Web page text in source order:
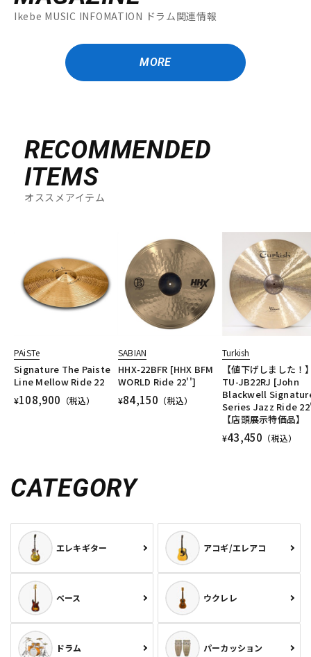
Ikebe MUSIC INFOMATION ドラム関連情報
MORE
RECOMMENDED
ITEMS
オススメアイテム
PAiSTe
Signature The Paiste
Line Mellow Ride 22
¥108,900 （税込）
SABIAN
HHX-22BFR [HHX BFM
WORLD Ride 22'']
¥84,150 （税込）
Turkish
【値下げしました！
TU-JB22RJ [John
Blackwell
Series Jazz Ride
【店頭展示特価品】
¥43,450 （税込）
CATEGORY
エレキギター アコギ/エレアコ
ベース ウクレレ
ドラム パーカッション